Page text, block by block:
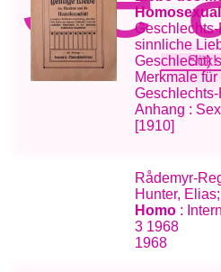
sinnliche
Geschlecht)
Merkmale
Anhang :
[1910]
Rådemyr-
Hunter,
Homo :
3 1968
1968